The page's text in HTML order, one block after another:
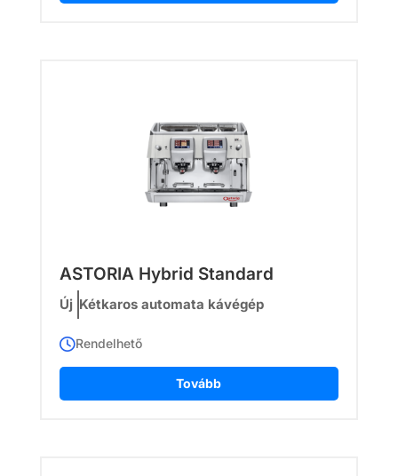
ASTORIA Hybrid Standard
Új Kétkaros automata kávégép
Tovább
Rendelhető